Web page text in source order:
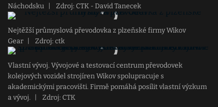
Náchodsku
Zdroj: CTK - David Tanecek
Nejtěžší průmyslová převodovka z plzeňské firmy Wikov
Gear
Zdroj: ctk
Vlastní vývoj. Vývojové a testovací centrum převodovek
kolejových vozidel strojíren Wikov spolupracuje s
akademickými pracovišti. Firmě pomáhá posílit vlastní výzkum
a vývoj.
Zdroj: CTK